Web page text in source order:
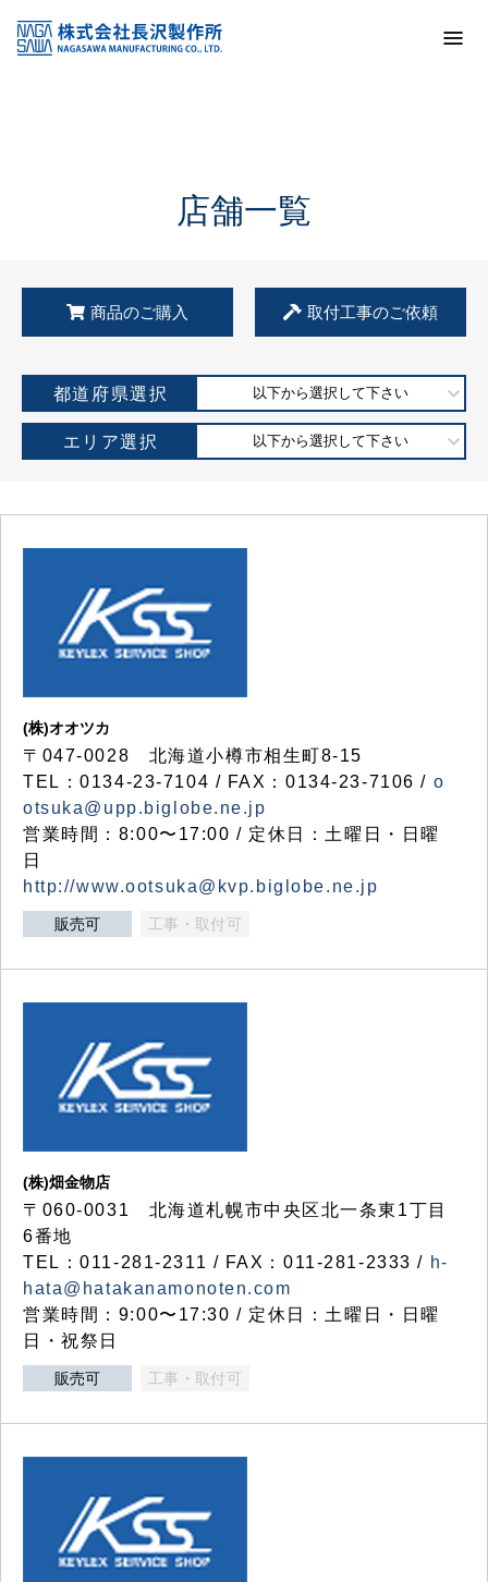
KSS加盟店・取扱店情報
店舗一覧
店舗一覧
商品のご購入 取付工事のご依頼
都道府県選択 以下から選択して下さい
エリア選択 以下から選択して下さい
(株)オオツカ
〒047-0028 北海道小樽市相生町8-15
TEL：0134-23-7104 / FAX：0134-23-7106 / o
otsuka@upp.biglobe.ne.jp
営業時間：8:00〜17:00 / 定休日：土曜日・日曜
日
http://www.ootsuka@kvp.biglobe.ne.jp
販売可 工事・取付可
(株)畑金物店
〒060-0031 北海道札幌市中央区北一条東1丁目
6番地
TEL：011-281-2311 / FAX：011-281-2333 / h-
hata@hatakanamonoten.com
営業時間：9:00〜17:30 / 定休日：土曜日・日曜
日・祝祭日
販売可 工事・取付可